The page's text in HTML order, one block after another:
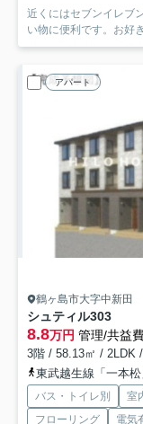
近くにはセブンイレブ
い物に便利です。お好
アパート
鶴ヶ島市大字中新田
シュティル303
8.8万円 管理/共益
3階 / 58.13㎡ / 2LDK
東武越生線「一本
バス・トイレ別 室
フローリング
電気